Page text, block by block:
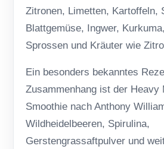
Zitronen, Limetten, Kartoffeln,
Blattgemüse, Ingwer,
Sprossen und Kräuter wie
Ein besonders bekanntes
Zusammenhang ist der Heavy
Smoothie nach Anthony
Wildheidelbeeren, Spirulina,
Gerstengrassaftpulver und